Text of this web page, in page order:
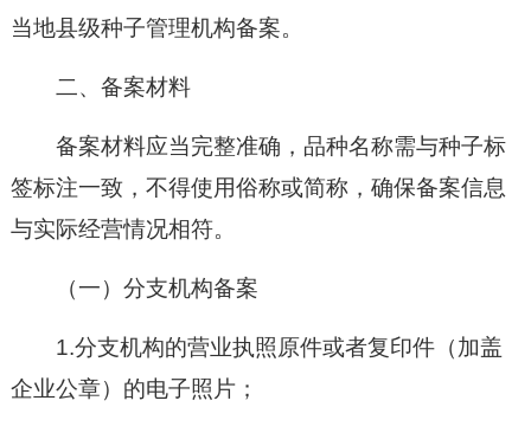
当地县级种子管理机构备案。
二、备案材料
备案材料应当完整准确，品种名称需与种子标
签标注一致，不得使用俗称或简称，确保备案信息
与实际经营情况相符。
（一）分支机构备案
1.分支机构的营业执照原件或者复印件（加盖
企业公章）的电子照片；